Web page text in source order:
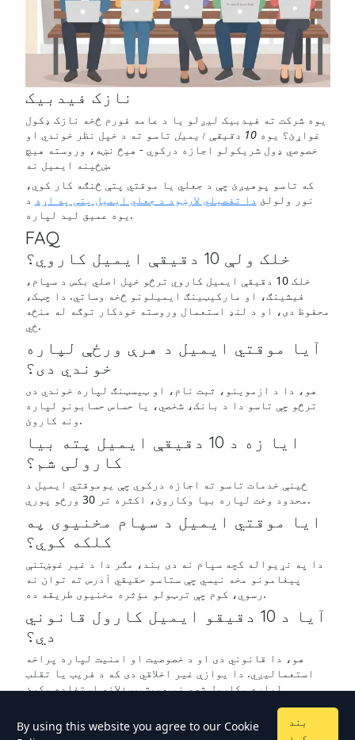
نازک فیدبیک
یوه شرکت ته فیدبیک لیږلو یا د عامه فورم څخه نازک ډکول
غواړئ؟ یوه10 دقیقې ایمیل
تاسو ته د خپل نظر خوندي او
خصوصي ډول شریکولو اجازه درکوي - هیڅ نښه، وروسته هیچ
ښځینه ایمیل نه.
که تاسو پوهیږئ چې د جعلي یا موقتي پتې څنګه کار کوي،
نور ولولئ دا تفصیلي لارښود د جعلي ایمیل پتې په اړه د
یوه عمیق لید لپاره.
FAQ
خلک ولې 10 دقیقې ایمیل کاروي؟
خلک 10 دقیقې ایمیل کاروي ترڅو خپل اصلي بکس د سپام،
فیشینګ، او مارکیټینګ ایمیلونو څخه وساتي. دا چټک،
محفوظ دی، او د لنډ استعمال وروسته خودکار توګه له منځه
ځي.
آیا موقتي ایمیل د هرې ورځې لپاره
خوندي دی؟
هو، دا د ازموینو، ثبت نام، او ټیسټنګ لپاره خوندي دی
ترڅو چې تاسو دا د بانک، شخصي، یا حساس حسابونو لپاره
ونه کاروئ.
ایا زه د 10 دقیقې ایمیل پته بیا
کارولی شم؟
ځینې خدمات تاسو ته اجازه درکوي چې یوموقتي ایمیل د
محدود وخت لپاره بیا وکاروئ، اکثره تر 30 ورځو پورې.
ایا موقتي ایمیل د سپام مخنیوی په
کلکه کوي؟
دا په نړیواله کچه سپام نه دی بند، مګر دا د غیر غوښتنې
پیغامونو مخه نیسي چې ستاسو حقیقي آدرس ته توان نه
رسوي، کوم چې ترټولو مؤثره مخنیوی طریقه ده.
آیا د 10 دقیقو ایمیل کارول قانوني
دي؟
هو، دا قانوني دی او د خصوصیت او امنیت لپاره پراخه
استعمالیږي. دا یوازې غیر اخلاقي دی که د فریب یا تقلب
لپاره وکارول شي، نو همیش مسؤلانه استفاده وکړئ.
By using this website you agree to our Cookie
بند